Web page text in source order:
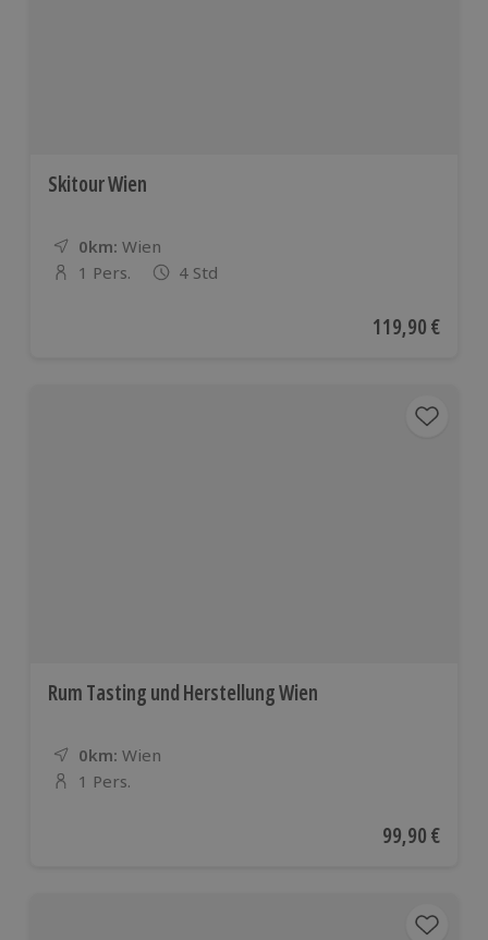
Skitour Wien
0km: Entfernung
Standort
Wien
Anzahl der Teilnehmer
1 Pers. 4 Std
Aktueller Preis
119,90 €
Rum Tasting und Herstellung Wien
0km: Entfernung
Standort
Wien
Anzahl der Teilnehmer
1 Pers.
Aktueller
99,90 €